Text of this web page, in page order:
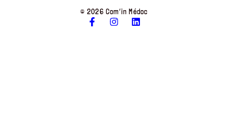
© 2026 Com’in Médoc